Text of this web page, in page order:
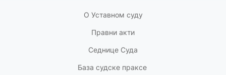
О Уставном суду
Правни акти
Седнице Суда
База судске праксе